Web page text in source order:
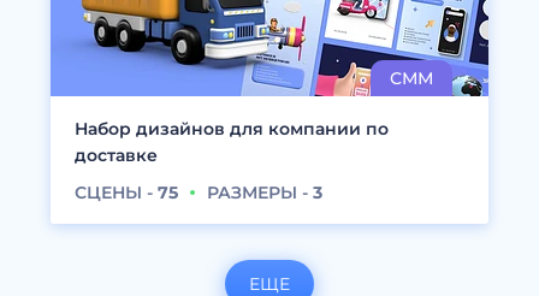
Набор дизайнов для компании по
доставке
СЦЕНЫ - 75 РАЗМЕРЫ - 3
ЕЩЕ